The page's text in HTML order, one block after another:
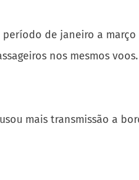
de janeiro a
nos mesmos
mais transmissão a